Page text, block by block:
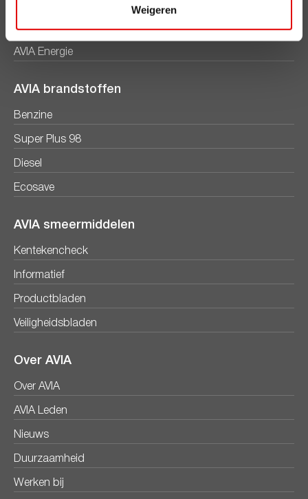
Weigeren
AVIA VOLT
AVIA Energie
AVIA brandstoffen
Benzine
Super Plus 98
Diesel
Ecosave
AVIA smeermiddelen
Kentekencheck
Informatief
Productbladen
Veiligheidsbladen
Over AVIA
Over AVIA
AVIA Leden
Nieuws
Duurzaamheid
Werken bij